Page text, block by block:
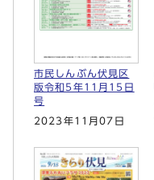
市民しんぶん伏見区
版令和5年11月15日
号
2023年11月07日